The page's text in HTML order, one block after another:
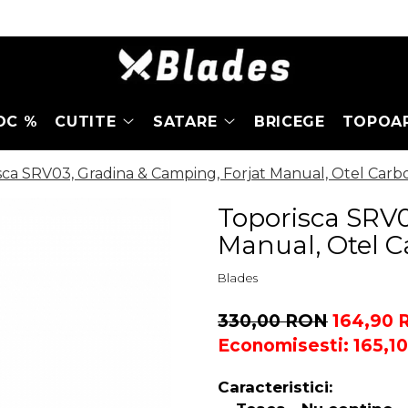
% CUTITE SATARE BRICEGE
SRV03, Gradina & Camping, Forjat Manual, Otel
Toporisca
Manual, Otel
Blades
330,00 RON 164,90
Economisesti:
Caracteristici: